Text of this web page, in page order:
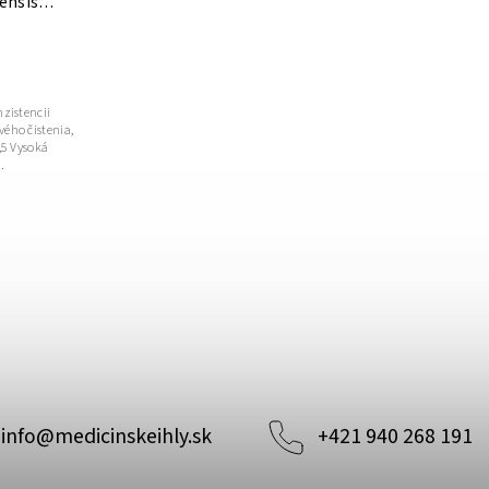
čistenia,
Vysoká
info@medicinskeihly.sk +421 940 268 191